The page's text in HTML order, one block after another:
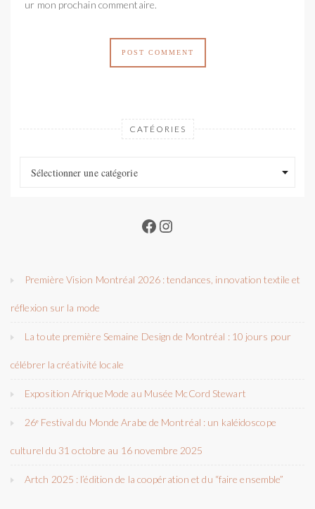
pour mon prochain commentaire.
CATÉORIES
Sélectionner une catégorie
Facebook
Instagram
Première Vision Montréal 2026 : tendances, innovation textile et
réflexion sur la mode
La toute première Semaine Design de Montréal : 10 jours pour
célébrer la créativité locale
Exposition Afrique Mode au Musée McCord Stewart
26ᵉ Festival du Monde Arabe de Montréal : un kaléidoscope
culturel du 31 octobre au 16 novembre 2025
Artch 2025 : l’édition de la coopération et du “faire ensemble”